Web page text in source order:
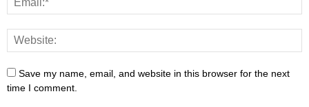
Save my name, email, and website in this browser for the next
time I comment.